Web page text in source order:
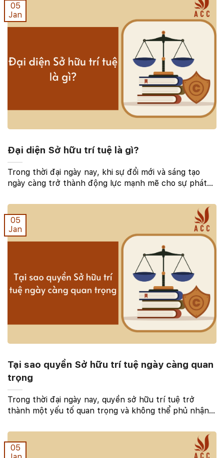
05
Jan
Đại diện Sở hữu trí tuệ là gì?
Trong thời đại ngày nay, khi sự đổi mới và sáng tạo
ngày càng trở thành động lực mạnh mẽ cho sự phát
nên ngày càng quan trọng. Trong bối cảnh ...
05
Jan
Tại sao quyền Sở hữu trí tuệ ngày càng quan
trọng
Trong thời đại ngày nay, quyền sở hữu trí tuệ trở
thành một yếu tố quan trọng và không thể phủ nhận
khoa học và công nghệ, việc bảo vệ và khai ...
05